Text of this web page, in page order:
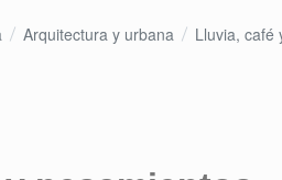
Arquitectura y urbana Lluvia, café